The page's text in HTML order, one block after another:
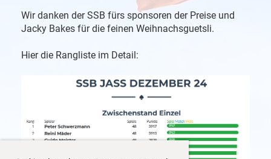
Wir danken der SSB fürs sponsoren der Preise und
Jacky Bakes für die feinen Weihnachsguetsli.
Hier die Rangliste im Detail: